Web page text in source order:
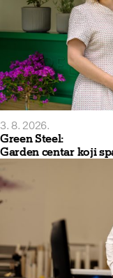
3. 8. 2026.
Green Steel:
Garden centar koji